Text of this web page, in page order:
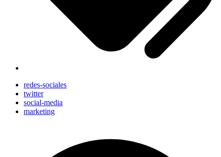
redes-sociales
twitter
social-media
marketing